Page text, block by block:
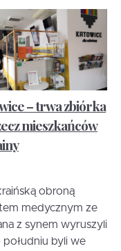
– trwa zbiórka
mieszkańców
obroną
medycznym ze
z synem wyruszyli
byli we